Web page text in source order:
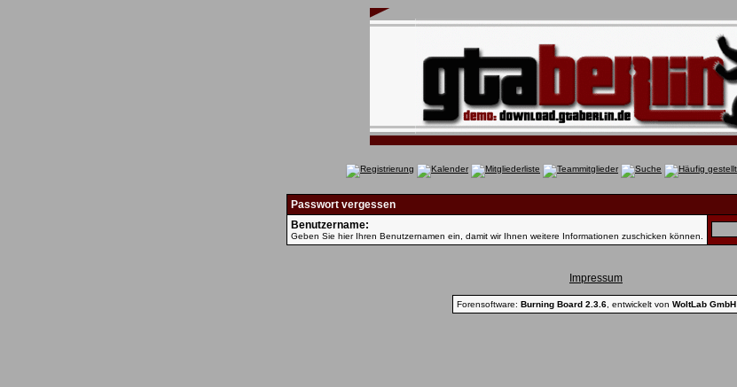
Passwort vergessen
Benutzername:
Geben Sie hier Ihren Benutzernamen ein, damit wir Ihnen weitere Informationen zuschicken können.
Impressum
Forensoftware: Burning Board 2.3.6, entwickelt von WoltLab GmbH